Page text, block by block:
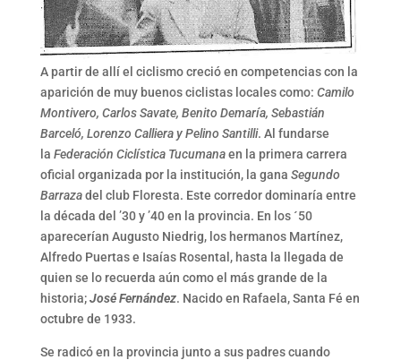
A partir de allí el ciclismo creció en competencias con la
aparición de muy buenos ciclistas locales como: Camilo
Montivero, Carlos Savate, Benito Demaría, Sebastián
Barceló, Lorenzo Calliera y Pelino Santilli. Al fundarse
la Federación Ciclística Tucumanaen la primera carrera
oficial organizada por la institución, la gana Segundo
Barrazadel club Floresta. Este corredor dominaría entre
la década del ’30 y ’40 en la provincia. En los ´50
aparecerían Augusto Niedrig, los hermanos Martínez,
Alfredo Puertas e Isaías Rosental, hasta la llegada de
quien se lo recuerda aún como el más grande de la
historia;José Fernández. Nacido en Rafaela, Santa Fé en
octubre de 1933.
Se radicó en la provincia junto a sus padres cuando